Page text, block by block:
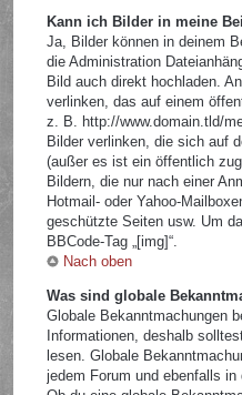
Kann ich Bilder in meine
Ja, Bilder können in deinem
die Administration
Bild auch direkt hochladen.
verlinken, das auf einem
z. B. http://www.domain.tld/
Bilder verlinken, die sich auf
(außer es ist ein öffentlich
Bildern, die nur nach einer
Hotmail- oder Yahoo-
geschützte Seiten usw. Um
BBCode-Tag „[img]“.
Nach oben
Was sind globale
Globale Bekanntmachungen
Informationen, deshalb
lesen. Globale
jedem Forum und ebenfalls